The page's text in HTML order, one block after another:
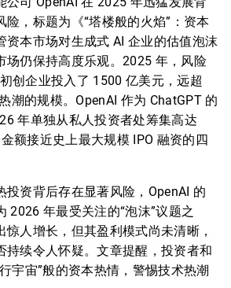
险，标题为《“塔楼般的火焰”：资本
资本市场对生成式 AI 企业的估值泡沫
场仍保持高度乐观。2025 年，风险
创企业投入了 1500 亿美元，远超
潮的规模。OpenAI 作为 ChatGPT 的
年单独从私人投资者处筹集高达
额接近史上最大规模 IPO 融资的四
投资背后存在显著风险，OpenAI 的
2026 年最受关注的“泡沫”议题之
人增长，但其盈利模式尚未清晰，
持续令人怀疑。文章提醒，投资者和
宇宙”般的资本热情，警惕技术热潮